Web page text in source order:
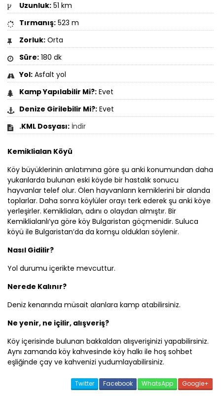
Uzunluk: 51 km
Tırmanış: 523 m
Zorluk: Orta
Süre: 180 dk
Yol: Asfalt yol
Kamp Yapılabilir Mi?: Evet
Denize Girilebilir Mi?: Evet
.KML Dosyası: İndir
Kemiklialan Köyü
Köy büyüklerinin anlatımına göre şu anki konumundan daha
yukarılarda bulunan eski köyde bir hastalık sonucu
hayvanlar telef olur. Ölen hayvanların kemiklerini bir alanda
toplarlar. Daha sonra köylüler orayı terk ederek şu anki köye
yerleşirler. Kemiklialan, adını o olaydan almıştır. Bir
Kemiklialanlı’ya göre köy Bulgaristan göçmenidir. Suluca
köyü ile Bulgaristan’da da komşu oldukları söylenir.
Nasıl Gidilir?
Yol durumu içerikte mevcuttur.
Nerede Kalınır?
Deniz kenarında müsait alanlara kamp atabilirsiniz.
Ne yenir, ne içilir, alışveriş?
Köy içerisinde bulunan bakkaldan alışverişinizi yapabilirsiniz.
Aynı zamanda köy kahvesinde köy halkı ile hoş sohbet
eşliğinde çay ve kahvenizi yudumlayabilirsiniz.
Twitter Facebook WhatsApp Google+